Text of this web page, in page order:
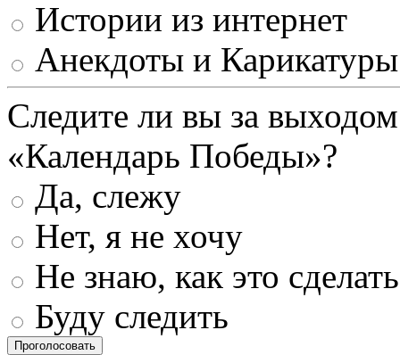
Истории из интернет
Анекдоты и Карикатуры
Следите ли вы за
«Календарь Победы»?
Да, слежу
Нет, я не хочу
Не знаю, как это сделать
Буду следить
Проголосовать